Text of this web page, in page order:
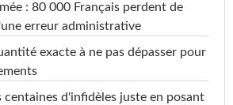
: 80 000 Français perdent de
erreur administrative
exacte à ne pas dépasser pour
centaines d'infidèles juste en posant